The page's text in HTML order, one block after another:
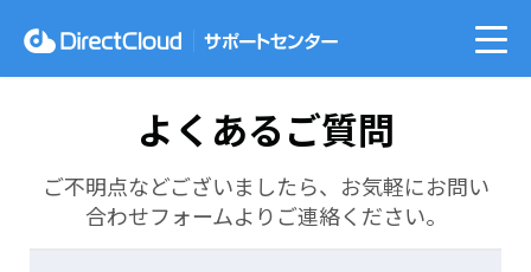
よくあるご質問
ご不明点などございましたら、お気軽にお問い
合わせフォームよりご連絡ください。